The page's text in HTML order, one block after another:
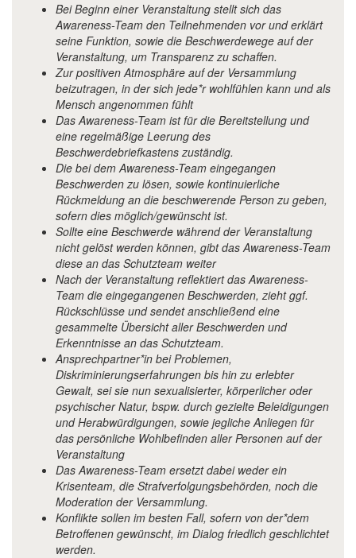
Bei Beginn einer Veranstaltung stellt sich das
Awareness-Team den Teilnehmenden vor und erklärt
seine Funktion, sowie die Beschwerdewege auf der
Veranstaltung, um Transparenz zu schaffen.
Zur positiven Atmosphäre auf der Versammlung
beizutragen, in der sich jede*r wohlfühlen kann und als
Mensch angenommen fühlt
Das Awareness-Team ist für die Bereitstellung und
eine regelmäßige Leerung des
Beschwerdebriefkastens zuständig.
Die bei dem Awareness-Team eingegangen
Beschwerden zu lösen, sowie kontinuierliche
Rückmeldung an die beschwerende Person zu geben,
sofern dies möglich/gewünscht ist.
Sollte eine Beschwerde während der Veranstaltung
nicht gelöst werden können, gibt das Awareness-Team
diese an das Schutzteam weiter
Nach der Veranstaltung reflektiert das Awareness-
Team die eingegangenen Beschwerden, zieht ggf.
Rückschlüsse und sendet anschließend eine
gesammelte Übersicht aller Beschwerden und
Erkenntnisse an das Schutzteam.
Ansprechpartner*in bei Problemen,
Diskriminierungserfahrungen bis hin zu erlebter
Gewalt, sei sie nun sexualisierter, körperlicher oder
psychischer Natur, bspw. durch gezielte Beleidigungen
und Herabwürdigungen, sowie jegliche Anliegen für
das persönliche Wohlbefinden aller Personen auf der
Veranstaltung
Das Awareness-Team ersetzt dabei weder ein
Krisenteam, die Strafverfolgungsbehörden, noch die
Moderation der Versammlung.
Konflikte sollen im besten Fall, sofern von der*dem
Betroffenen gewünscht, im Dialog friedlich geschlichtet
werden.